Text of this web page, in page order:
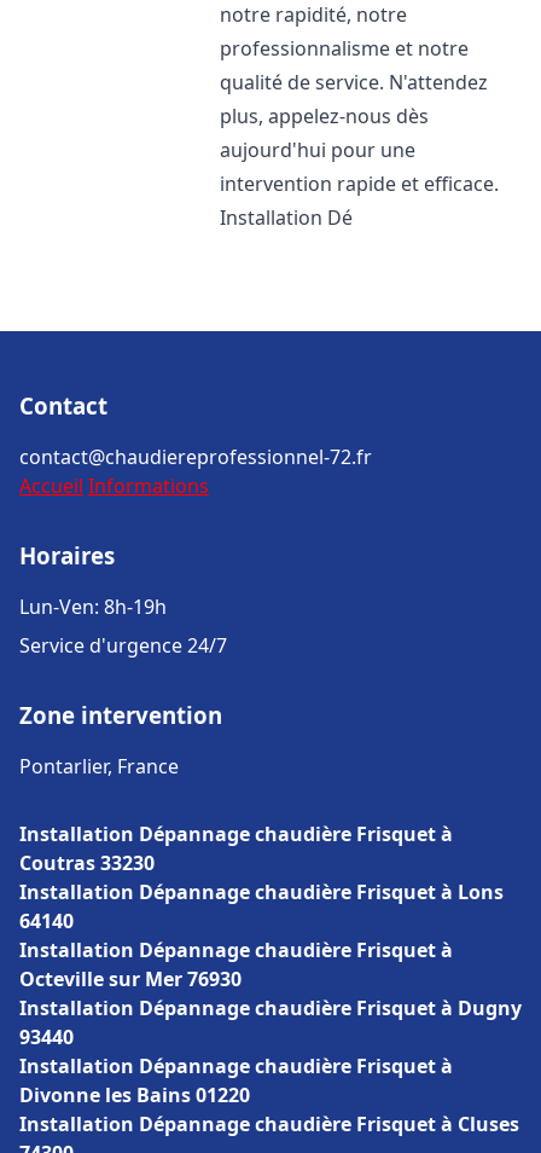
notre rapidité, notre
professionnalisme et notre
qualité de service. N'attendez
plus, appelez-nous dès
aujourd'hui pour une
intervention rapide et efficace.
Installation Dé
Contact
contact@chaudiereprofessionnel-72.fr
Accueil Informations
Horaires
Lun-Ven: 8h-19h
Service d'urgence 24/7
Zone intervention
Pontarlier, France
Installation Dépannage chaudière Frisquet à
Coutras 33230
Installation Dépannage chaudière Frisquet à Lons
64140
Installation Dépannage chaudière Frisquet à
Octeville sur Mer 76930
Installation Dépannage chaudière Frisquet à Dugny
93440
Installation Dépannage chaudière Frisquet à
Divonne les Bains 01220
Installation Dépannage chaudière Frisquet à Cluses